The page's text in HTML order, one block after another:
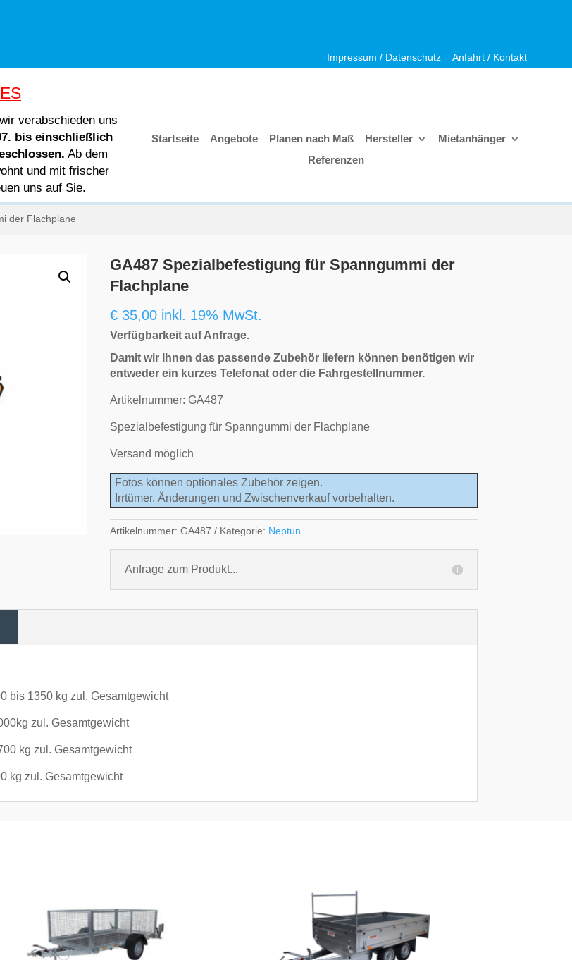
Impressum / Datenschutz Anfahrt / Kontakt
verabschieden uns
bis einschließlich
Ab dem
und mit frischer
uns auf Sie.
Startseite Angebote Planen nach Maß Hersteller
Mietanhänger
Referenzen
der Flachplane
GA487 Spezialbefestigung für Spanngummi der
Flachplane
€ 35,00 inkl. 19% MwSt.
Verfügbarkeit auf Anfrage.
Damit wir Ihnen das passende Zubehör liefern können benötigen wir
entweder ein kurzes Telefonat oder die Fahrgestellnummer.
Artikelnummer: GA487
Spezialbefestigung für Spanngummi der Flachplane
Versand möglich
Fotos können optionales Zubehör zeigen.
Irrtümer, Änderungen und Zwischenverkauf vorbehalten.
Artikelnummer:GA487 Kategorie: Neptun
Anfrage zum Produkt...
bis 1350 kg zul. Gesamtgewicht
zul. Gesamtgewicht
kg zul. Gesamtgewicht
kg zul. Gesamtgewicht